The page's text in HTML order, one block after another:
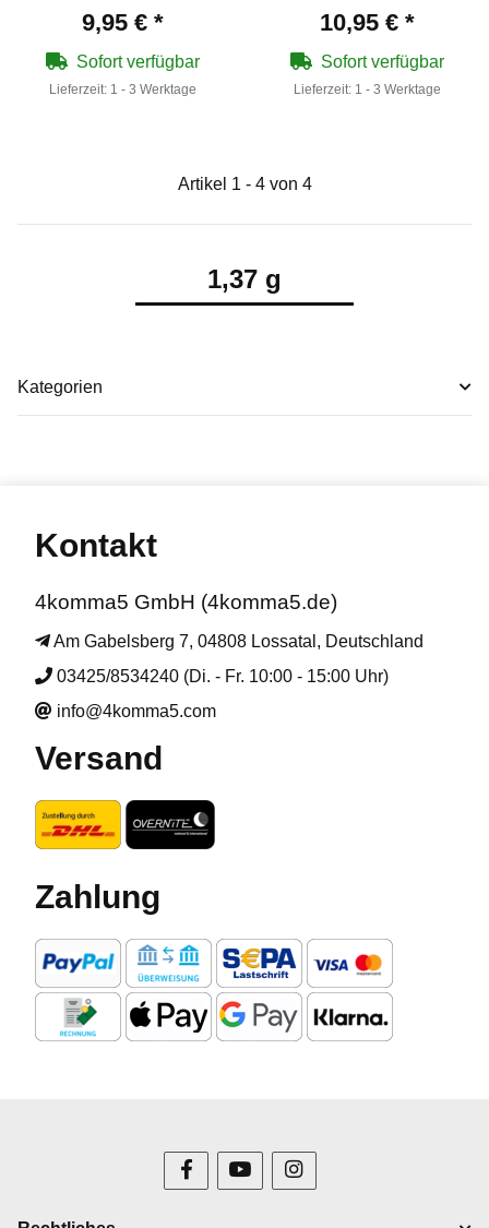
9,95 € *
Sofort verfügbar
Lieferzeit: 1 - 3 Werktage
10,95 € *
Sofort verfügbar
Lieferzeit: 1 - 3 Werktage
Artikel 1 - 4 von 4
1,37 g
Kategorien
Kontakt
4komma5 GmbH (4komma5.de)
Am Gabelsberg 7, 04808 Lossatal, Deutschland
03425/8534240 (Di. - Fr. 10:00 - 15:00 Uhr)
info@4komma5.com
Versand
Zahlung